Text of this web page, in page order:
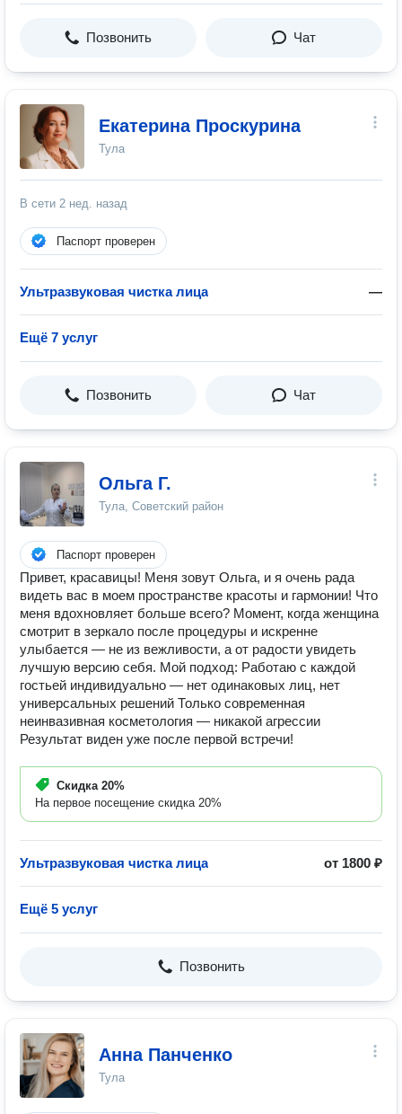
Позвонить Чат
Екатерина Проскурина
Тула
В сети 2 нед. назад
Паспорт проверен
Ультразвуковая чистка лица —
Ещё 7 услуг
Позвонить Чат
Ольга Г.
Тула, Советский район
Паспорт проверен
Привет, красавицы! Меня зовут Ольга, и я очень рада
видеть вас в моем пространстве красоты и гармонии! Что
меня вдохновляет больше всего? Момент, когда женщина
смотрит в зеркало после процедуры и искренне
улыбается — не из вежливости, а от радости увидеть
лучшую версию себя. Мой подход: Работаю с каждой
гостьей индивидуально — нет одинаковых лиц, нет
универсальных решений Только современная
неинвазивная косметология — никакой агрессии
Результат виден уже после первой встречи!
Скидка 20%
На первое посещение скидка 20%
Ультразвуковая чистка лица от 1800 ₽
Ещё 5 услуг
Позвонить
Анна Панченко
Тула